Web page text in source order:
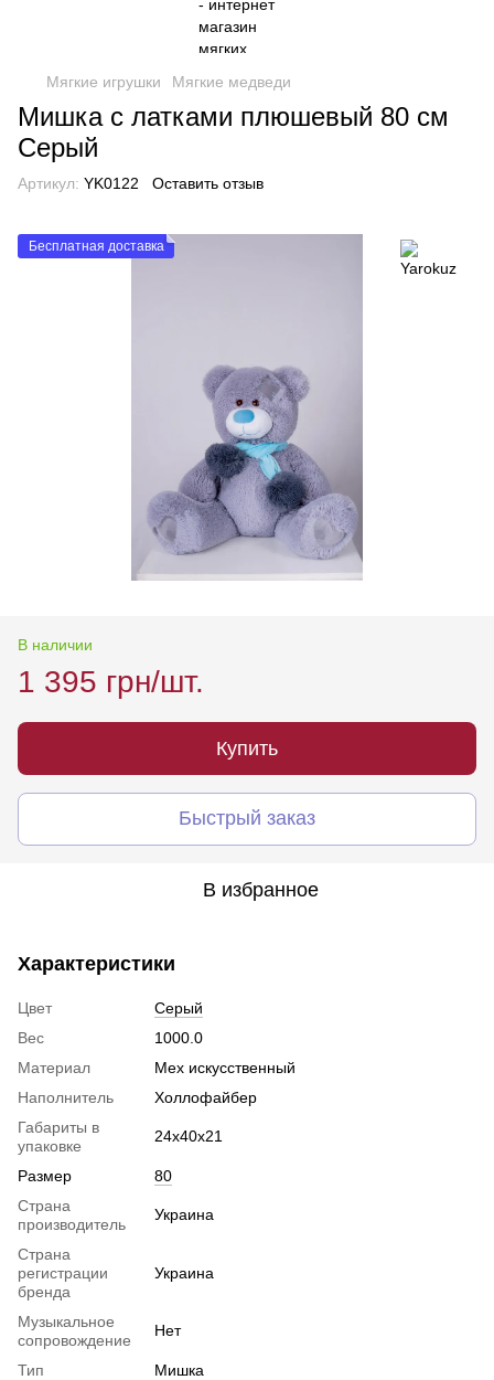
Мягкие игрушки Мягкие медведи
Мишка с латками плюшевый 80 см
Серый
Артикул: YK0122 Оставить отзыв
Бесплатная доставка
В наличии
1 395 грн/шт.
Купить
Быстрый заказ
В избранное
Характеристики
Цвет
Серый
Вес
1000.0
Материал
Мех искусственный
Наполнитель
Холлофайбер
Габариты в
упаковке
24х40х21
Размер
80
Страна
производитель
Украина
Страна
регистрации
бренда
Украина
Музыкальное
сопровождение
Нет
Тип
Мишка